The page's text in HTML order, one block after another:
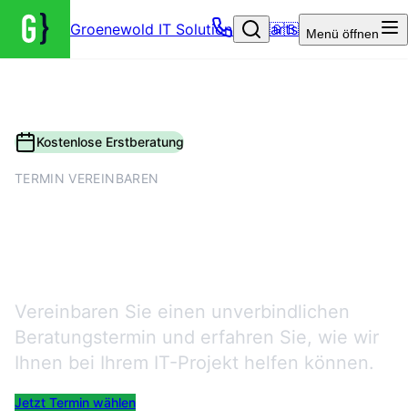
Groenewold IT Solutions – Startseite
🇬🇧 Menü öffnen
Kostenlose Erstberatung
TERMIN VEREINBAREN
Vereinbaren Sie einen unverbindlichen
Beratungstermin und erfahren Sie, wie wir
Ihnen bei Ihrem IT-Projekt helfen können.
Jetzt Termin wählen